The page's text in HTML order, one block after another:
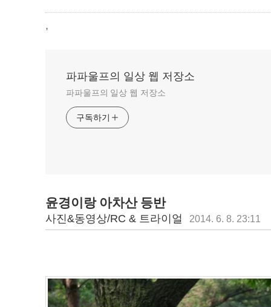
,
파파울프의 일상 웹 저장소
파파울프의 일상 웹 저장소
구독하기
윤경이랑 아차산 등반
사진&동영상/RC & 트라이얼 2014. 6. 8. 23:11